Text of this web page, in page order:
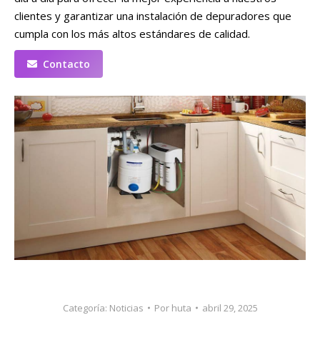
clientes y garantizar una instalación de depuradores que
cumpla con los más altos estándares de calidad.
Contacto
Categoría: Noticias Por huta abril 29, 2025